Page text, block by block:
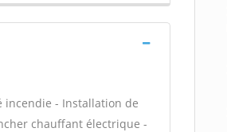
incendie - Installation de
chauffant électrique -